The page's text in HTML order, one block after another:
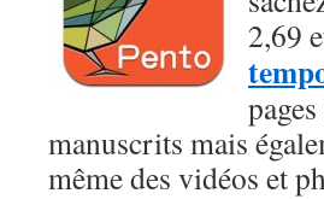
2,69
manuscrits mais
même des vidéos et